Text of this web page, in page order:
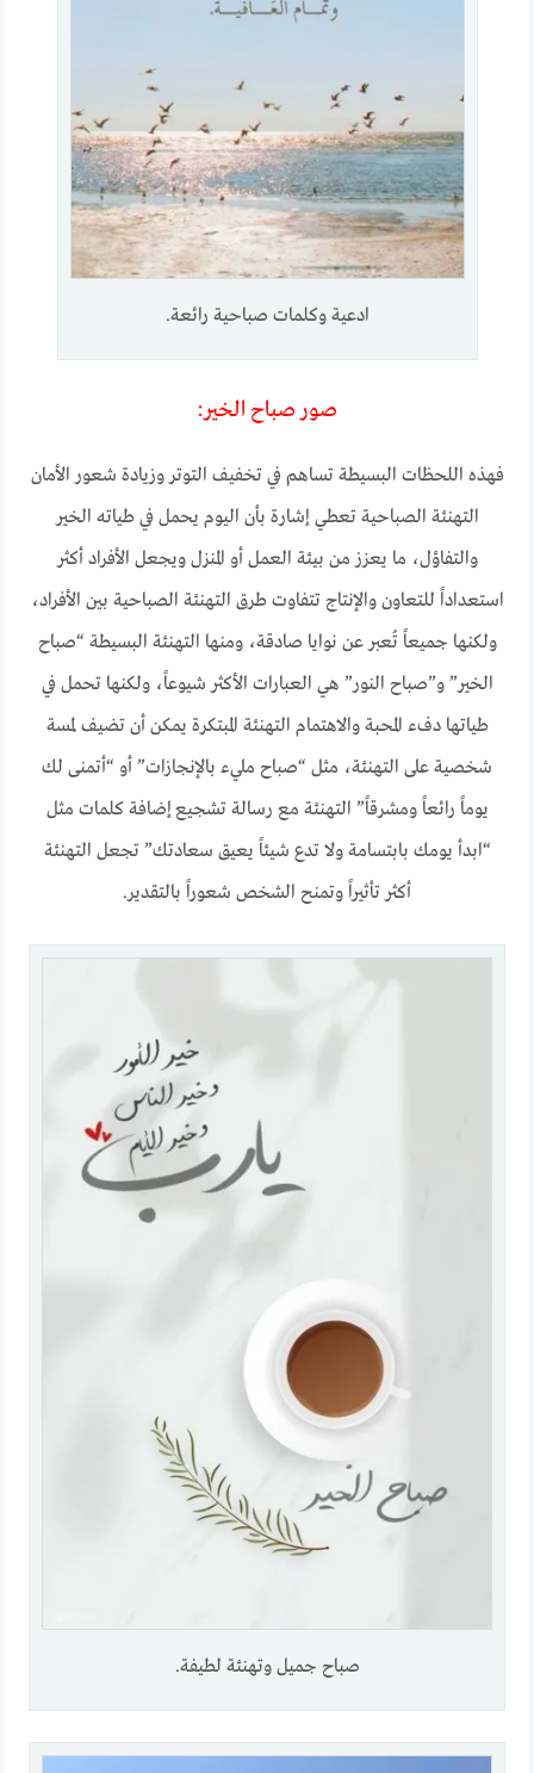
ادعية وكلمات صباحية رائعة.
صور صباح الخير:
فهذه اللحظات البسيطة تساهم في تخفيف التوتر وزيادة شعور الأمان
التهنئة الصباحية تعطي إشارة بأن اليوم يحمل في طياته الخير
والتفاؤل، ما يعزز من بيئة العمل أو المنزل ويجعل الأفراد أكثر
استعداداً للتعاون والإنتاج تتفاوت طرق التهنئة الصباحية بين الأفراد،
ولكنها جميعاً تُعبر عن نوايا صادقة، ومنها التهنئة البسيطة “صباح
الخير” و”صباح النور” هي العبارات الأكثر شيوعاً، ولكنها تحمل في
طياتها دفء المحبة والاهتمام التهنئة المبتكرة يمكن أن تضيف لمسة
شخصية على التهنئة، مثل “صباح مليء بالإنجازات” أو “أتمنى لك
يوماً رائعاً ومشرقاً” التهنئة مع رسالة تشجيع إضافة كلمات مثل
“ابدأ يومك بابتسامة ولا تدع شيئاً يعيق سعادتك” تجعل التهنئة
أكثر تأثيراً وتمنح الشخص شعوراً بالتقدير.
صباح جميل وتهنئة لطيفة.